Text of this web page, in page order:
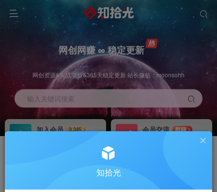
网创网赚 ∞ 稳定更新
网创资源&实战项目&365天稳定更新 站长微信：moonsohh
输入关键词搜索
加入会员
3.3折
会员交流
群聊
知拾光